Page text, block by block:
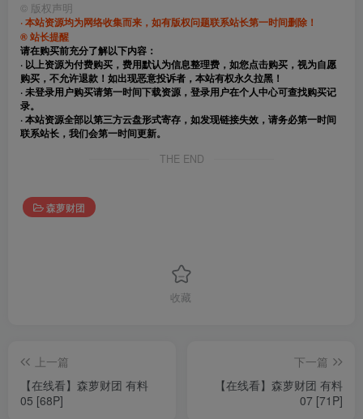
© 版权声明
· 本站资源均为网络收集而来，如有版权问题联系站长第一时间删除！
® 站长提醒
请在购买前充分了解以下内容：
· 以上资源为付费购买，费用默认为信息整理费，如您点击购买，视为自愿
购买，不允许退款！如出现恶意投诉者，本站有权永久拉黑！
· 未登录用户购买请第一时间下载资源，登录用户在个人中心可查找购买记
录。
· 本站资源全部以第三方云盘形式寄存，如发现链接失效，请务必第一时间
联系站长，我们会第一时间更新。
THE END
森萝财团
收藏
上一篇
【在线看】森萝财团 有料
05 [68P]
下一篇
【在线看】森萝财团 有料
07 [71P]